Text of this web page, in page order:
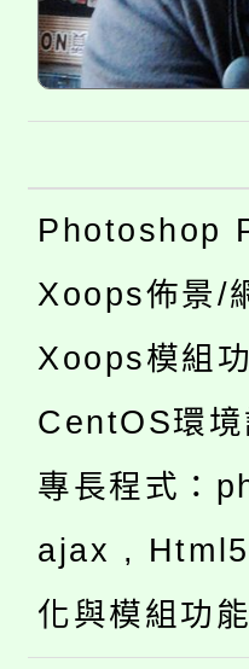
Photoshop
Xoops佈景/
Xoops模組
CentOS環
專長程式：
ajax ,
化與模組功